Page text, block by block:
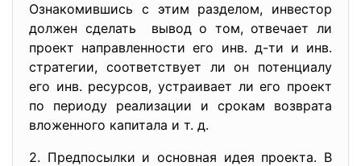
Ознакомившись с этим разделом, инвестор
должен сделать вывод о том, отвечает ли
проект направленности его инв. д-ти и инв.
стратегии, соответствует ли он потенциалу
его инв. ресурсов, устраивает ли его проект
по периоду реализации и срокам возврата
вложенного капитала и т. д.
2. Предпосылки и основная идея проекта. В